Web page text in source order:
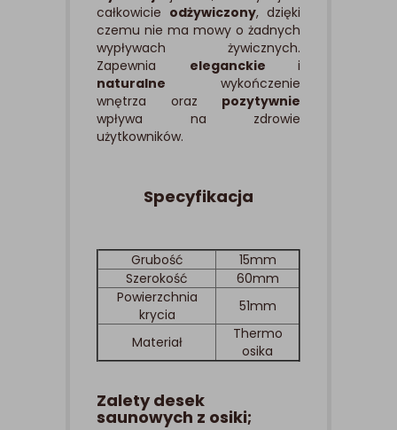
całkowicie odżywiczony, dzięki
czemu nie ma mowy o żadnych
wypływach żywicznych.
Zapewnia eleganckie i
naturalne wykończenie
wnętrza oraz pozytywnie
wpływa na zdrowie
użytkowników.
Specyfikacja
Grubość
15mm
Szerokość
60mm
Powierzchnia
krycia
51mm
Materiał
Thermo
osika
Zalety desek
saunowych z osiki;